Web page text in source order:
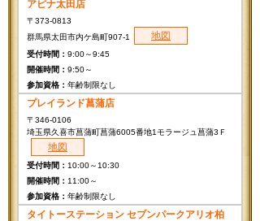
アピナ太田店
〒373-0813
群馬県太田市内ケ島町907-1
地図
9:00～9:45
9:50～
年齢制限なし
プレイランド菖蒲店
〒346-0106
埼玉県久喜市菖蒲町菖蒲6005番地1モラージュ菖蒲3Ｆ
地図
10:00～10:30
11:00～
年齢制限なし
タイトーステーション セブンパークアリオ柏